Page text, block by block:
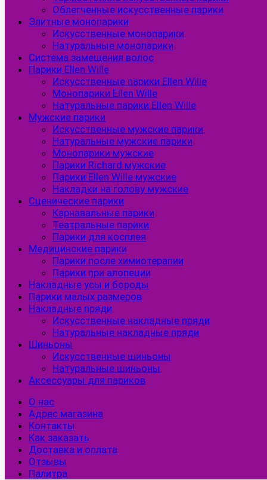
Облегченные искусственные парики
Элитные монопарики
Искусственные монопарики
Натуральные монопарики
Система замещения волос
Парики Ellen Wille
Искусственные парики Ellen Wille
Монопарики Ellen Wille
Натуральные парики Ellen Wille
Мужские парики
Искусственные мужские парики
Натуральные мужские парики
Монопарики мужские
Парики Richard мужские
Парики Ellen Wille мужские
Накладки на голову мужские
Сценические парики
Карнавальные парики
Театральные парики
Парики для косплея
Медицинские парики
Парики после химиотерапии
Парики при алопеции
Накладные усы и бороды
Парики малых размеров
Накладные пряди
Искусственные накладные пряди
Натуральные накладные пряди
Шиньоны
Искусственные шиньоны
Натуральные шиньоны
Аксессуары для париков
О нас
Адрес магазина
Контакты
Как заказать
Доставка и оплата
Отзывы
Палитра